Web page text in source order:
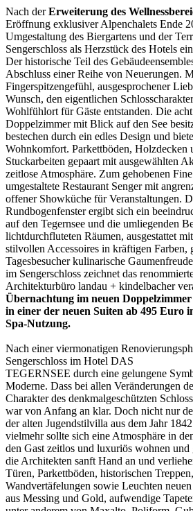
Nach derErweiterung des
Eröffnung exklusiver Alpenchalets Ende
Umgestaltung des Biergartens und der
Sengerschloss als Herzstück des Hotels
Der historische Teil des
Abschluss einer Reihe von Neuerungen.
Fingerspitzengefühl, ausgesprochener
Wunsch, den eigentlichen
Wohlfühlort für Gäste entstanden. Die
Doppelzimmer mit Blick auf den See
bestechen durch ein edles Design und
Wohnkomfort. Parkettböden, Holzdecken
Stuckarbeiten gepaart mit ausgewählten
zeitlose Atmosphäre. Zum gehobenen
umgestaltete Restaurant Senger mit
offener Showküche für Veranstaltungen.
Rundbogenfenster ergibt sich ein
auf den Tegernsee und die umliegenden
lichtdurchfluteten Räumen, ausgestattet
stilvollen Accessoires in kräftigen Farben,
Tagesbesucher kulinarische
im Sengerschloss zeichnet das
Architekturbüro landau + kindelbacher
Übernachtung im neuen
in einer der neuen Suiten ab 495 Euro
Spa-Nutzung.
Nach einer viermonatigen
Sengerschloss im Hotel DAS
TEGERNSEE durch eine gelungene
Moderne. Dass bei allen Veränderungen
Charakter des denkmalgeschützten
war von Anfang an klar. Doch nicht nur
der alten Jugendstilvilla aus dem Jahr
vielmehr sollte sich eine Atmosphäre in
den Gast zeitlos und luxuriös wohnen und
die Architekten sanft Hand an und
Türen, Parkettböden, historischen
Wandvertäfelungen sowie Leuchten
aus Messing und Gold, aufwendige